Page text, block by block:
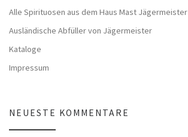
Alle Spirituosen aus dem Haus Mast Jägermeister
Ausländische Abfüller von Jägermeister
Kataloge
Impressum
NEUESTE KOMMENTARE